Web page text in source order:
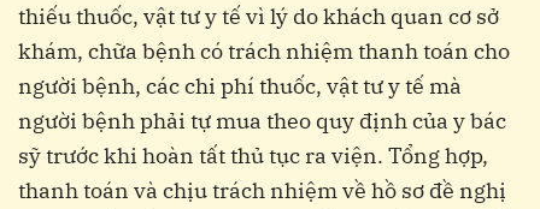
thiếu thuốc, vật tư y tế vì lý do khách quan cơ sở
khám, chữa bệnh có trách nhiệm thanh toán cho
người bệnh, các chi phí thuốc, vật tư y tế mà
người bệnh phải tự mua theo quy định của y bác
sỹ trước khi hoàn tất thủ tục ra viện. Tổng hợp,
thanh toán và chịu trách nhiệm về hồ sơ đề nghị